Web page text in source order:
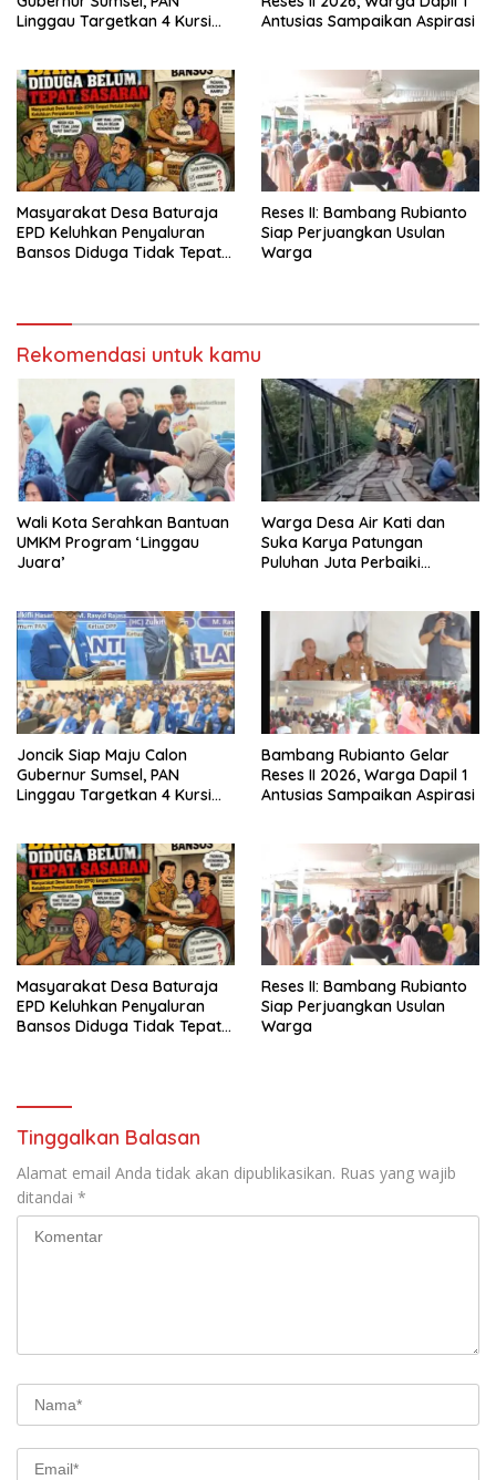
Linggau Targetkan 4 Kursi
Antusias Sampaikan Aspirasi
Masyarakat Desa Baturaja
EPD Keluhkan Penyaluran
Bansos Diduga Tidak Tepat
Reses II: Bambang Rubianto
Siap Perjuangkan Usulan
Warga
Rekomendasi untuk kamu
Wali Kota Serahkan Bantuan
UMKM Program ‘Linggau
Juara’
Warga Desa Air Kati dan
Suka Karya Patungan
Puluhan Juta Perbaiki
Joncik Siap Maju Calon
Gubernur Sumsel, PAN
Linggau Targetkan 4 Kursi
Bambang Rubianto Gelar
Reses II 2026, Warga Dapil 1
Antusias Sampaikan Aspirasi
Masyarakat Desa Baturaja
EPD Keluhkan Penyaluran
Bansos Diduga Tidak Tepat
Reses II: Bambang Rubianto
Siap Perjuangkan Usulan
Warga
Tinggalkan Balasan
Alamat email Anda tidak akan dipublikasikan. Ruas yang wajib
ditandai *